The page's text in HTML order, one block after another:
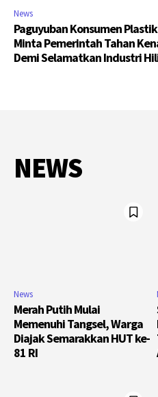
News
Paguyuban Konsumen
Minta Pemerintah Tahan
Demi Selamatkan Industri
NEWS
News
Merah Putih Mulai
Memenuhi Tangsel, Warga
Diajak Semarakkan HUT ke-
81 RI